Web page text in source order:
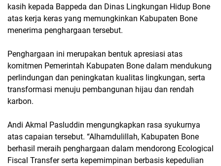
kasih kepada Bappeda dan Dinas Lingkungan Hidup Bone
atas kerja keras yang memungkinkan Kabupaten Bone
menerima penghargaan tersebut.
Penghargaan ini merupakan bentuk apresiasi atas
komitmen Pemerintah Kabupaten Bone dalam mendukung
perlindungan dan peningkatan kualitas lingkungan, serta
transformasi menuju pembangunan hijau dan rendah
karbon.
Andi Akmal Pasluddin mengungkapkan rasa syukurnya
atas capaian tersebut. “Alhamdulillah, Kabupaten Bone
berhasil meraih penghargaan dalam mendorong Ecological
Fiscal Transfer serta kepemimpinan berbasis kepedulian